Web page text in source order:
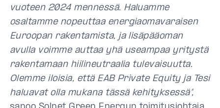
vuoteen 2024 mennessä. Haluamme
osaltamme nopeuttaa energiaomavaraisen
Euroopan rakentamista, ja lisäpääoman
avulla voimme auttaa yhä useampaa yritystä
rakentamaan hiilineutraalia tulevaisuutta.
Olemme iloisia, että EAB Private Equity ja Tesi
haluavat olla mukana tässä kehityksessä”,